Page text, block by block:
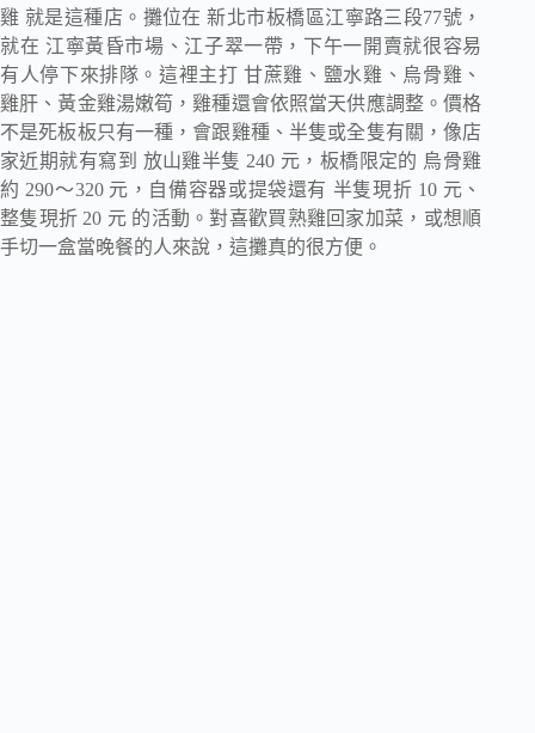
雞 就是這種店。攤位在 新北市板橋區江寧路三段77號，
就在 江寧黃昏市場、江子翠一帶，下午一開賣就很容易
有人停下來排隊。這裡主打 甘蔗雞、鹽水雞、烏骨雞、
雞肝、黃金雞湯嫩筍，雞種還會依照當天供應調整。價格
不是死板板只有一種，會跟雞種、半隻或全隻有關，像店
家近期就有寫到 放山雞半隻 240 元，板橋限定的 烏骨雞
約 290～320 元，自備容器或提袋還有 半隻現折 10 元、
整隻現折 20 元 的活動。對喜歡買熟雞回家加菜，或想順
手切一盒當晚餐的人來說，這攤真的很方便。